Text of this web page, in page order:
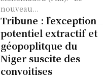
nouveau...
Tribune : l’exception
potentiel extractif et
géopoplitque du
Niger suscite des
convoitises